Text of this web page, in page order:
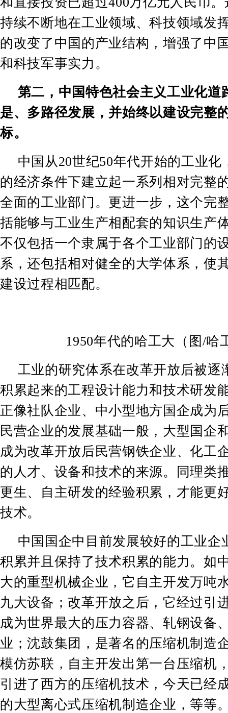
持续不断地在工业领域、科技领域发
的改变了中国的产业结构，增强了中
和科技军事实力。
第二，中国特色社会主义工业化道
是、多路径发展，并始终以建设完整
标。
中国从20世纪50年代开始的工业化
的经济条件下建立起一系列相对完整
全面的工业部门。更进一步，这个完
括能够与工业生产相配套的知识生产
不仅包括一个隶属于各个工业部门的
系，还包括相对健全的大学体系，使
建设过程相匹配。
1950年代的哈工大（图 /哈
工业的研究体系在改革开放后被逐
积累起来的工程设计能力和技术研发
正像社队企业、中小型地方国企成为
民营企业的发展基础一般，大型国企
成为改革开放后民营钢铁企业、化工
的人才、设备和技术的来源。同理类
更生、自主研发的经验积累，才能更
技术。
中国国企中目前发展较好的工业企
积累并且保持了技术积累的能力。如
大的重型机械企业，它自主开发万吨
九大设备；改革开放之后，它经过引
成为世界最大的压力容器、轧钢设备
业；沈鼓集团，是著名的压缩机制造
模仿苏联，自主开发出第一台压缩机
引进了西方的压缩机技术，今天已经
的大型离心式压缩机制造企业，等等